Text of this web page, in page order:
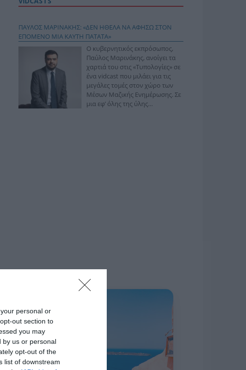
personal or
out section to
you may
by us or personal
opt-out of the
list of downstream
ΠΑΥΛΟΣ ΜΑΡΙΝΑΚΗΣ: «ΔΕΝ ΗΘΕΛΑ ΝΑ ΑΦΗΣΩ ΣΤΟΝ
ΕΠΟΜΕΝΟ ΜΙΑ ΚΑΥΤΗ ΠΑΤΑΤΑ»
Ο κυβερνητικός εκπρόσωπος,
Παύλος Μαρινάκης, ανοίγει τα
χαρτιά του στις «Τυπολογίες» σε
ένα vidcast που μιλάει για τις
μεγάλες τομές στον χώρο των
Μέσων Μαζικής Ενημέρωσης. Σε
μια εφ’ όλης της ύλης